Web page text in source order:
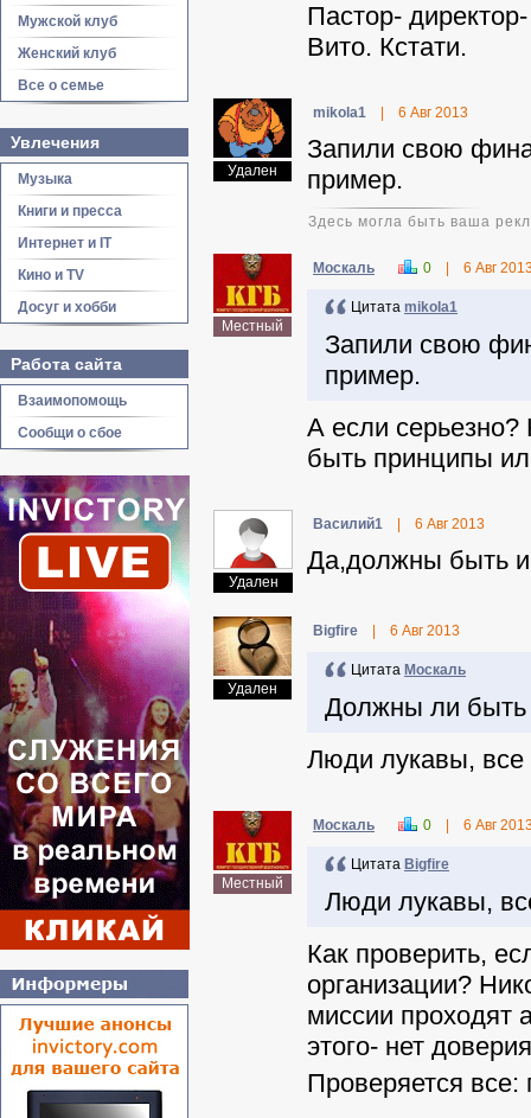
Мужской клуб
Женский клуб
Все о семье
Увлечения
Музыка
Книги и пресса
Интернет и IT
Кино и TV
Досуг и хобби
Работа сайта
Взаимопомощь
Сообщи о сбое
Пастор-
Вито. Кстати.
Удален
mikola1 6 Авг 2013
Запили свою
пример.
Здесь могла быть ваша
Местный
Москаль 0 6 Авг
Цитата mikola1
Запили свою
пример.
А если серьезно?
быть принципы
Удален
Василий1 6 Авг 2013
Да,должны быть и
Удален
Віgfire 6 Авг 2013
Цитата Москаль
Должны ли быть
Люди лукавы, все
Местный
Москаль 0 6 Авг
Цитата Віgfire
Люди лукавы,
Как проверить,
организации?
миссии проходят
этого- нет
Проверяется все: